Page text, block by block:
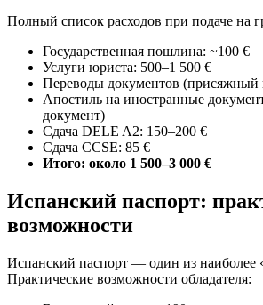
Полный список расходов при подаче на
Государственная пошлина: ~100 €
Услуги юриста: 500–1 500 €
Переводы документов (присяжный
Апостиль на иностранные
документ)
Сдача DELE A2: 150–200 €
Сдача CCSE: 85 €
Итого: около 1 500–3 000 €
Испанский паспорт:
возможности
Испанский паспорт — один из наиболее
Практические возможности обладателя: